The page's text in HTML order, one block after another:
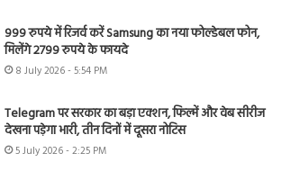
999 रुपये में रिजर्व करें Samsung का नया फोल्डेबल फोन,
मिलेंगे 2799 रुपये के फायदे
8 July 2026 - 5:54 PM
Telegram पर सरकार का बड़ा एक्शन, फिल्में और वेब सीरीज
देखना पड़ेगा भारी, तीन दिनों में दूसरा नोटिस
5 July 2026 - 2:25 PM